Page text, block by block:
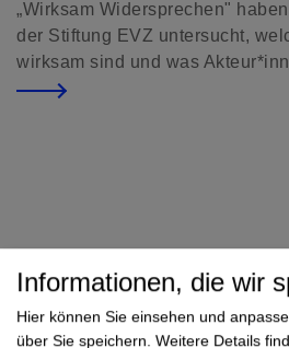
„Wirksam Widersprechen"
der Stiftung EVZ untersucht,
wirksam sind und was
AKTEUR*INNEN
Informationen, die wir
Hier können Sie einsehen und
über Sie speichern. Weitere Details